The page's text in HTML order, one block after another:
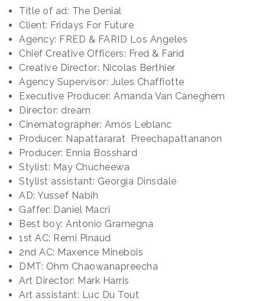
Title of ad: The Denial
Client: Fridays For Future
Agency: FRED & FARID Los Angeles
Chief Creative Officers: Fred & Farid
Creative Director: Nicolas Berthier
Agency Supervisor: Jules Chaffiotte
Executive Producer: Amanda Van Caneghem
Director: dream
Cinematographer: Amos Leblanc
Producer: Napattararat Preechapattananon
Producer: Ennia Bosshard
Stylist: May Chucheewa
Stylist assistant: Georgia Dinsdale
AD: Yussef Nabih
Gaffer: Daniel Macri
Best boy: Antonio Gramegna
1st AC: Remi Pinaud
2nd AC: Maxence Minebois
DMT: Ohm Chaowanapreecha
Art Director: Mark Harris
Art assistant: Luc Du Tout